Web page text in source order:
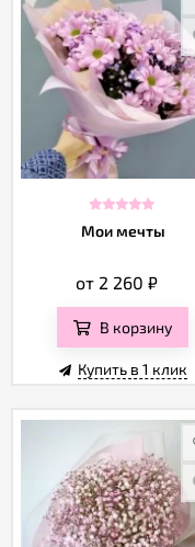
Мои мечты
от 2 260 ₽
В корзину
Купить в 1 клик